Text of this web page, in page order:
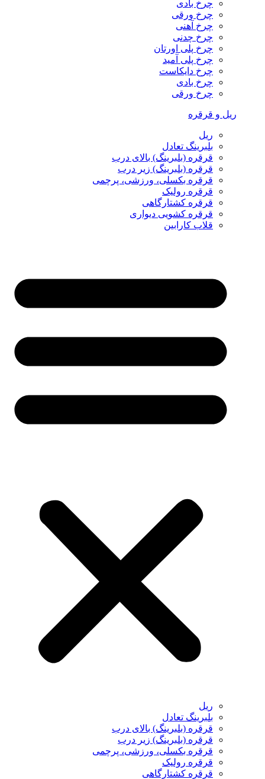
چرخ بادی
چرخ ورقی
چرخ آهنی
چرخ چدنی
چرخ پلی اورتان
چرخ پلی آمید
چرخ دایکاست
چرخ بادی
چرخ ورقی
ریل و قرقره
ریل
بلبرینگ تعادل
قرقره (بلبرینگ) بالای درب
قرقره (بلبرینگ) زیر درب
قرقره بکسلی، ورزشی، پرچمی
قرقره رولیک
قرقره کشتارگاهی
قرقره کشویی دیواری
قلاب کارابین
ریل
بلبرینگ تعادل
قرقره (بلبرینگ) بالای درب
قرقره (بلبرینگ) زیر درب
قرقره بکسلی، ورزشی، پرچمی
قرقره رولیک
قرقره کشتارگاهی